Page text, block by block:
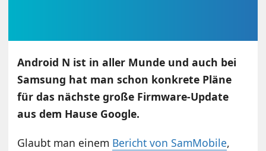
Android N ist in aller Munde und auch bei
Samsung hat man schon konkrete Pläne
für das nächste große Firmware-Update
aus dem Hause Google.
Glaubt man einem Bericht von SamMobile,